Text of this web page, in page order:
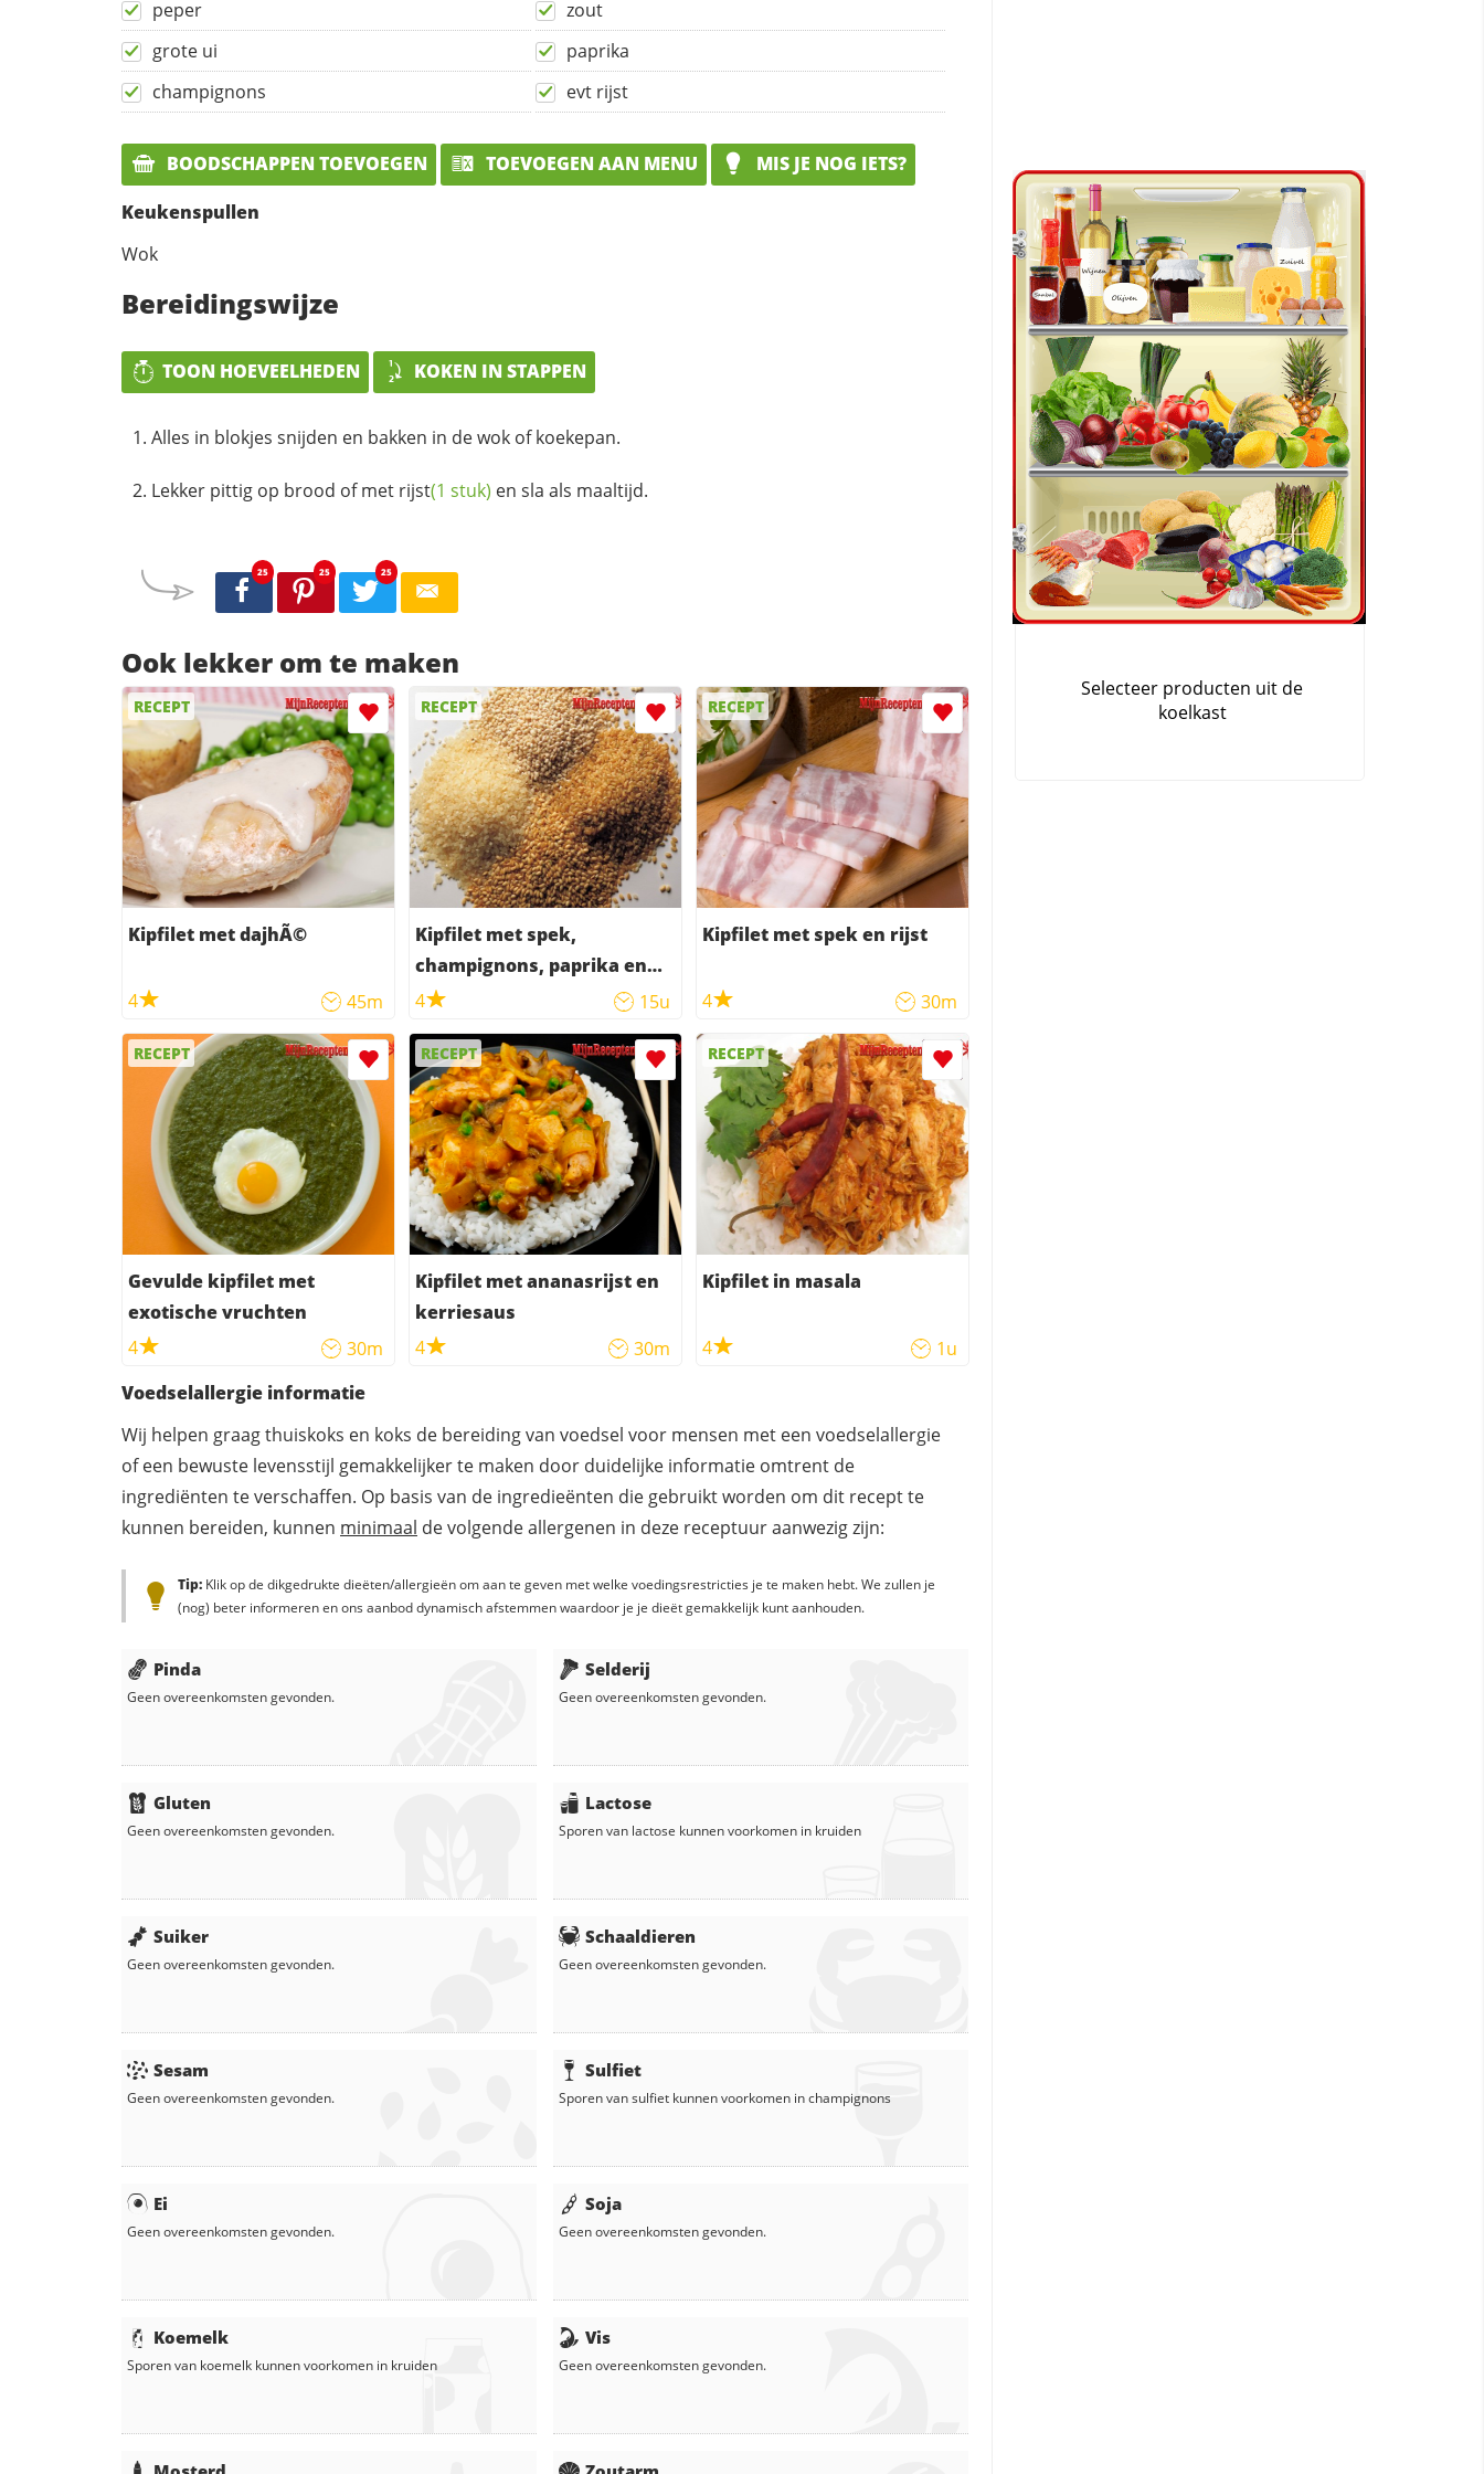
peper
zout
grote ui
paprika
champignons
evt rijst
BOODSCHAPPEN TOEVOEGEN TOEVOEGEN AAN MENU
MIS JE NOG IETS?
Keukenspullen
Wok
Bereidingswijze
TOON HOEVEELHEDEN KOKEN IN STAPPEN
Alles in blokjes snijden en bakken in de wok of koekepan.
Lekker pittig op brood of met rijst(1 stuk) en sla als maaltijd.
25 25 25
Ook lekker om te maken
RECEPT
Kipfilet met dajhÃ©
4 45m
RECEPT
Kipfilet met spek,
champignons, paprika en
creme fraiche
4 15u
RECEPT
Kipfilet met spek en rijst
4 30m
RECEPT
Gevulde kipfilet met
exotische vruchten
4
30m
RECEPT
Kipfilet met ananasrijst en
kerriesaus
4
30m
RECEPT
Kipfilet in masala
4
1u
Voedselallergie informatie
Wij helpen graag thuiskoks en koks de bereiding van voedsel voor mensen met een voedselallergie
of een bewuste levensstijl gemakkelijker te maken door duidelijke informatie omtrent de
ingrediënten te verschaffen. Op basis van de ingredieënten die gebruikt worden om dit recept te
kunnen bereiden, kunnen minimaal de volgende allergenen in deze receptuur aanwezig zijn:
Tip: Klik op de dikgedrukte dieëten/allergieën om aan te geven met welke voedingsrestricties je te maken hebt. We zullen je
(nog) beter informeren en ons aanbod dynamisch afstemmen waardoor je je dieët gemakkelijk kunt aanhouden.
Pinda
Geen overeenkomsten gevonden.
Gluten
Geen overeenkomsten gevonden.
Suiker
Geen overeenkomsten gevonden.
Sesam
Geen overeenkomsten gevonden.
Ei
Geen overeenkomsten gevonden.
Koemelk
Sporen van koemelk kunnen voorkomen in kruiden
Selderij
Geen overeenkomsten gevonden.
Lactose
Sporen van lactose kunnen voorkomen in kruiden
Schaaldieren
Geen overeenkomsten gevonden.
Sulfiet
Sporen van sulfiet kunnen voorkomen inchampignons
Soja
Geen overeenkomsten gevonden.
Vis
Geen overeenkomsten gevonden.